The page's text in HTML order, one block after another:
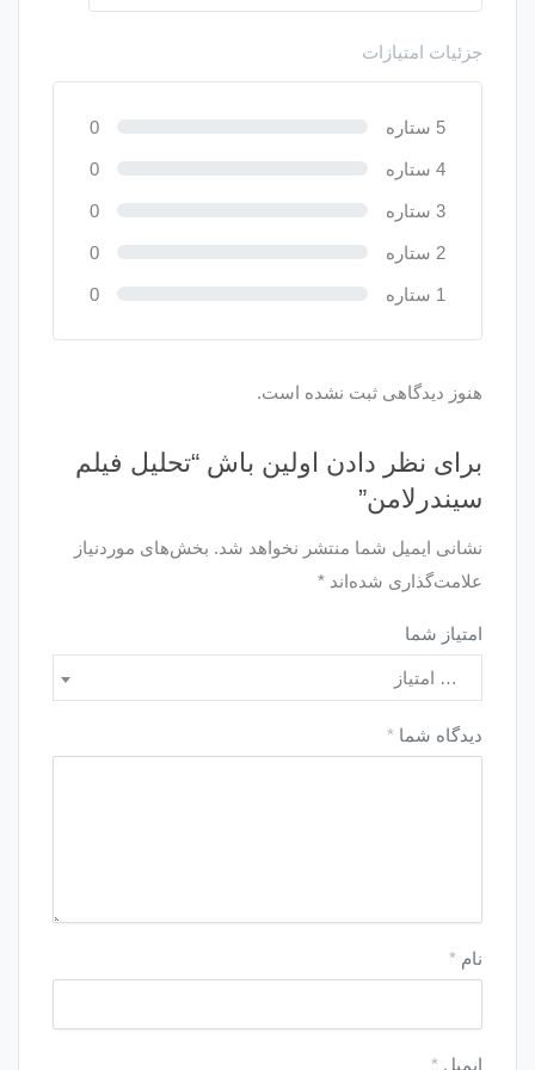
جزئیات امتیازات
5 ستاره 0
4 ستاره 0
3 ستاره 0
2 ستاره 0
1 ستاره 0
هنوز دیدگاهی ثبت نشده است.
برای نظر دادن اولین باش “تحلیل فیلم
سیندرلامن”
نشانی ایمیل شما منتشر نخواهد شد. بخش‌های موردنیاز
علامت‌گذاری شده‌اند *
امتیاز شما
… امتیاز
دیدگاه شما *
نام *
ایمیل *